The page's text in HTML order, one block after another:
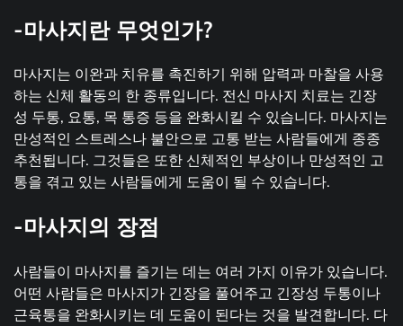
-마사지란 무엇인가?
마사지는 이완과 치유를 촉진하기 위해 압력과 마찰을 사용
하는 신체 활동의 한 종류입니다. 전신 마사지 치료는 긴장
성 두통, 요통, 목 통증 등을 완화시킬 수 있습니다. 마사지는
만성적인 스트레스나 불안으로 고통 받는 사람들에게 종종
추천됩니다. 그것들은 또한 신체적인 부상이나 만성적인 고
통을 겪고 있는 사람들에게 도움이 될 수 있습니다.
-마사지의 장점
사람들이 마사지를 즐기는 데는 여러 가지 이유가 있습니다.
어떤 사람들은 마사지가 긴장을 풀어주고 긴장성 두통이나
근육통을 완화시키는 데 도움이 된다는 것을 발견합니다. 다